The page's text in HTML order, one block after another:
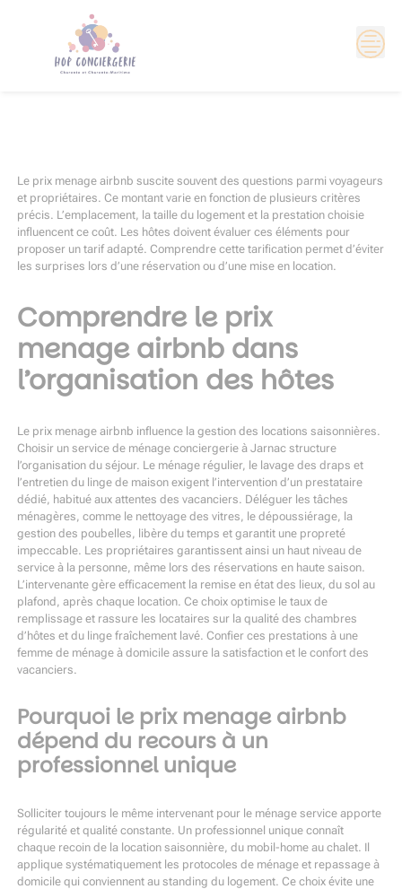
Le prix menage airbnb suscite souvent des questions parmi voyageurs
et propriétaires. Ce montant varie en fonction de plusieurs critères
précis. L’emplacement, la taille du logement et la prestation choisie
influencent ce coût. Les hôtes doivent évaluer ces éléments pour
proposer un tarif adapté. Comprendre cette tarification permet d’éviter
les surprises lors d’une réservation ou d’une mise en location.
Comprendre le prix
menage airbnb dans
l’organisation des hôtes
Le prix menage airbnb influence la gestion des locations saisonnières.
Choisir un service de ménage conciergerie à Jarnac structure
l’organisation du séjour. Le ménage régulier, le lavage des draps et
l’entretien du linge de maison exigent l’intervention d’un prestataire
dédié, habitué aux attentes des vacanciers. Déléguer les tâches
ménagères, comme le nettoyage des vitres, le dépoussiérage, la
gestion des poubelles, libère du temps et garantit une propreté
impeccable. Les propriétaires garantissent ainsi un haut niveau de
service à la personne, même lors des réservations en haute saison.
L’intervenante gère efficacement la remise en état des lieux, du sol au
plafond, après chaque location. Ce choix optimise le taux de
remplissage et rassure les locataires sur la qualité des chambres
d’hôtes et du linge fraîchement lavé. Confier ces prestations à une
femme de ménage à domicile assure la satisfaction et le confort des
vacanciers.
Pourquoi le prix menage airbnb
dépend du recours à un
professionnel unique
Solliciter toujours le même intervenant pour le ménage service apporte
régularité et qualité constante. Un professionnel unique connaît
chaque recoin de la location saisonnière, du mobil-home au chalet. Il
applique systématiquement les protocoles de ménage et repassage à
domicile qui conviennent au standing du logement. Ce choix évite une